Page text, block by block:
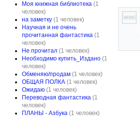
Моя книжная библиотека (1
человек)
на заметку (1 человек)
Научная и не очень
прочитанная фантастика (1
человек)
Не прочитал (1 человек)
Необходимо купить_Издано (1
человек)
Обменяю/продам (1 человек)
ОБЩАЯ ПОЛКА (1 человек)
Ожидаю (1 человек)
Переводная фантастика (1
человек)
ПЛАНЫ - Азбука (1 человек)